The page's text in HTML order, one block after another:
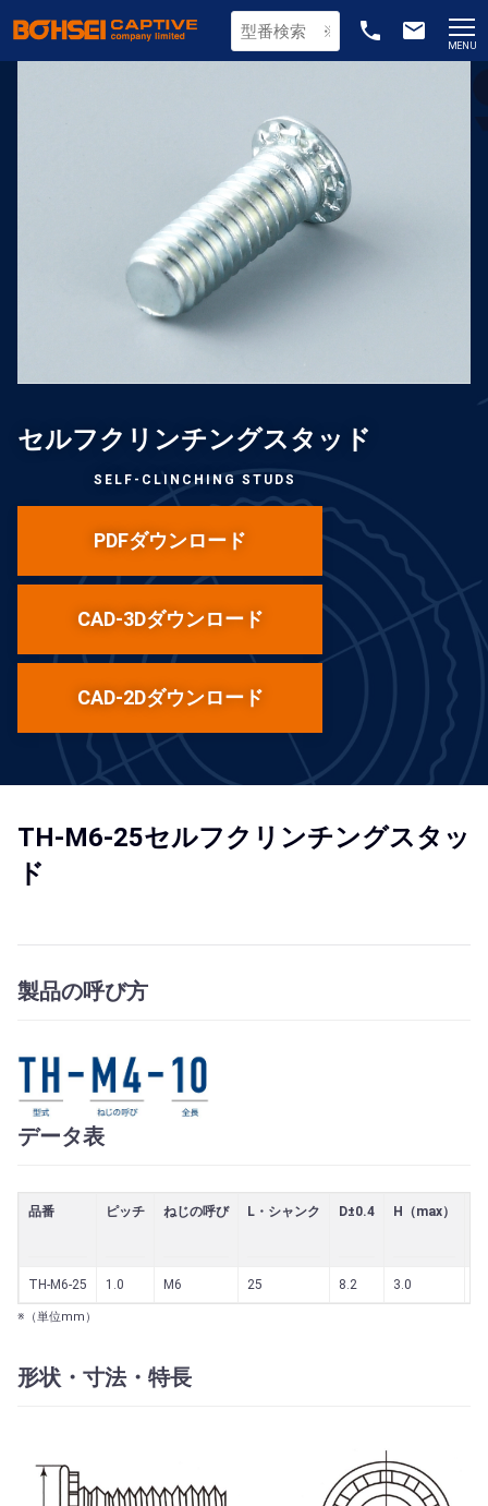
phone email
MENU
セルフクリンチングスタッド
SELF-CLINCHING STUDS
PDFダウンロード
CAD-3Dダウンロード
CAD-2Dダウンロード
TH-M6-25セルフクリンチングスタッ
ド
製品の呼び方
データ表
品番 ピッチ ねじの呼び L・シャンク D±0.4 H（max）
TH-M6-25 1.0 M6 25 8.2 3.0
※（単位mm）
形状・寸法・特長